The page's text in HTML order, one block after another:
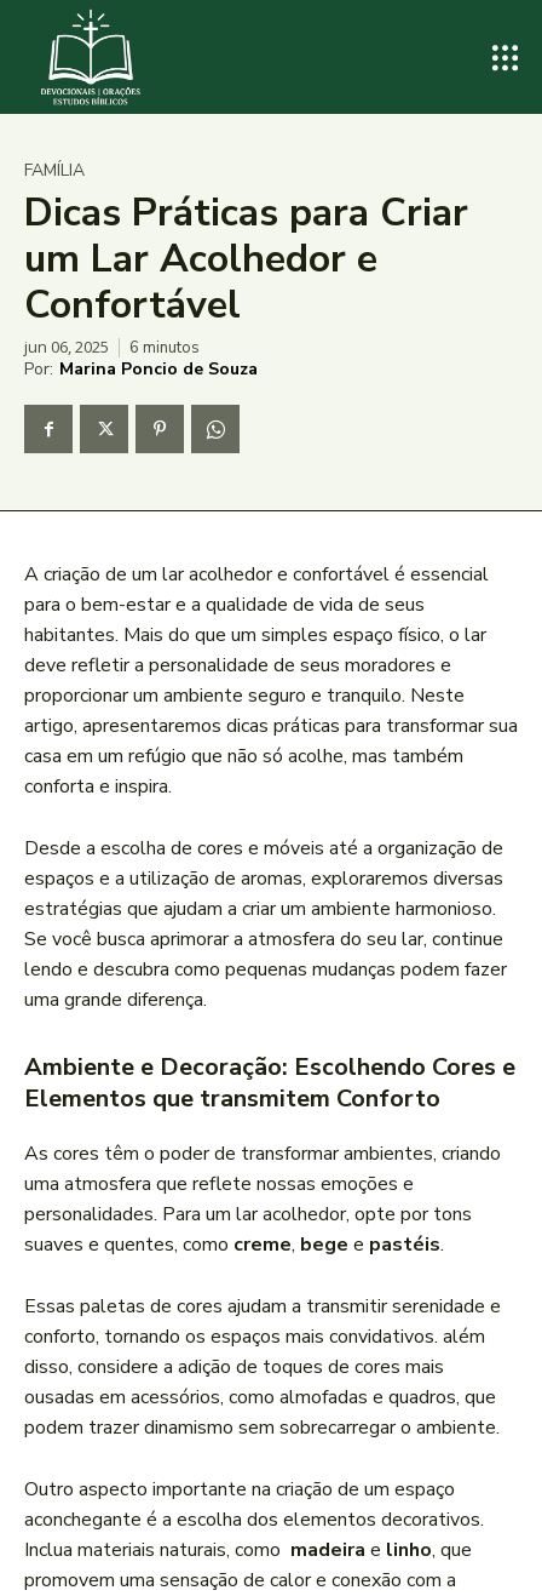
FAMÍLIA
Dicas Práticas para Criar
um Lar Acolhedor e
Confortável
jun 06, 2025 6 minutos
Por: Marina Poncio de Souza
A criação de um lar acolhedor e⁣ confortável é essencial
para o bem-estar e a qualidade de vida de seus
habitantes. ​Mais do que um simples espaço físico, o lar
deve refletir a personalidade⁤ de seus ⁣moradores e
proporcionar um ambiente seguro e tranquilo. Neste
artigo, apresentaremos dicas práticas para transformar sua
casa em um refúgio que não só acolhe, mas também
conforta ​e inspira.
Desde a escolha⁢ de cores e móveis até a ‌organização de
espaços e a utilização de aromas, exploraremos diversas
estratégias que ajudam a criar ⁢um ambiente harmonioso.
Se você busca aprimorar a atmosfera do seu lar,⁣ continue
lendo e descubra como pequenas ⁢mudanças podem fazer
uma grande diferença.
Ambiente e Decoração:⁤ Escolhendo Cores e
Elementos que transmitem Conforto
As ‍cores têm‌ o​ poder de transformar ambientes, criando
uma atmosfera que ‍reflete nossas emoções e
personalidades. ‍Para um lar acolhedor, opte por tons
suaves e quentes, como creme, bege e pastéis.
Essas paletas de cores ajudam a transmitir‌ serenidade⁢ e
conforto, tornando ‌os espaços mais convidativos. ‌além
disso, considere a adição de toques⁢ de cores mais
ousadas em acessórios, como almofadas e quadros, que
podem trazer⁤ dinamismo sem sobrecarregar o⁢ ambiente.
Outro aspecto importante⁢ na criação de um espaço
aconchegante é a escolha dos elementos decorativos.
Inclua materiais ⁤naturais, como ​ madeira e linho, que
promovem uma sensação de calor e ⁢conexão com a